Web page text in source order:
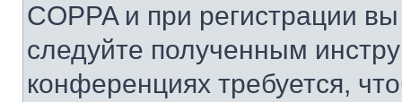
COPPA и при регистрации
следуйте полученным
конференциях требуется,